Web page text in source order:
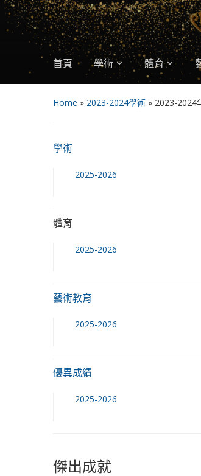
首頁 學術 體育
Home » 2023-2024學術 » 2023-2024
學術
2025-2026
體育
2025-2026
藝術教育
2025-2026
優異成績
2025-2026
傑出成就